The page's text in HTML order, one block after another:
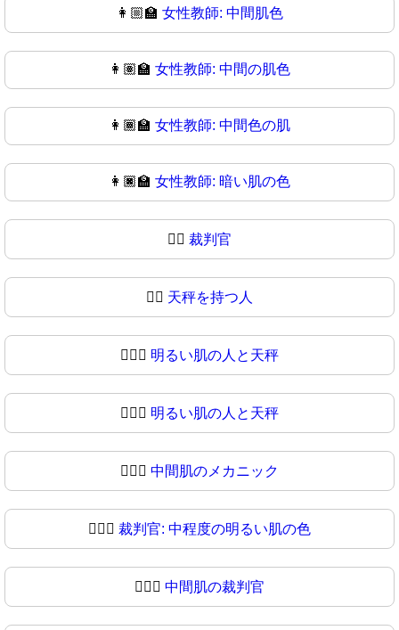
👩🏼‍🏫 女性教師: 中間肌色
👩🏽‍🏫 女性教師: 中間の肌色
👩🏾‍🏫 女性教師: 中間色の肌
👩🏿‍🏫 女性教師: 暗い肌の色
🧑‍⚖️ 裁判官
🧑‍⚖ 天秤を持つ人
🧑🏻‍⚖️ 明るい肌の人と天秤
🧑🏻‍⚖ 明るい肌の人と天秤
🧑🏼‍⚖️ 中間肌のメカニック
🧑🏼‍⚖ 裁判官: 中程度の明るい肌の色
🧑🏽‍⚖️ 中間肌の裁判官